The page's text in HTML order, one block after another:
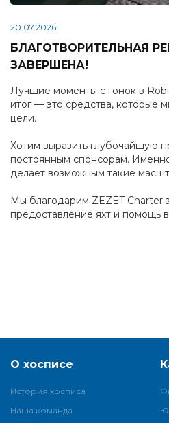
20.07.2026
БЛАГОТВОРИТЕЛЬНАЯ
ЗАВЕРШЕНА!
Лучшие моменты с гонок в
итог — это средства, которые
цели.
Хотим выразить глубочайшую
постоянным спонсорам.
делает возможным такие
Мы благодарим ZEZET Charter
предоставление яхт и помощь
О хосписе
История хосписа
Наша команда